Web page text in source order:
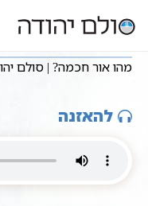
עמוד ראשי שיעורי וידאו
מהו אור חכמה? | סולם יהודה
מהו אור חכמה? | סולם
להאזנה